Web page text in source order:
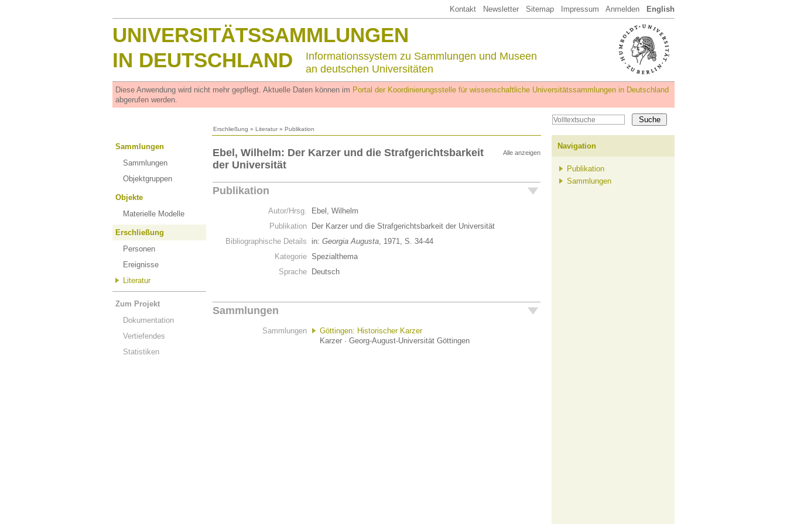
Kontakt Newsletter Sitemap Impressum Anmelden English
UNIVERSITÄTSSAMMLUNGEN
IN DEUTSCHLAND
Informationssystem zu Sammlungen und Museen
an deutschen Universitäten
Diese Anwendung wird nicht mehr gepflegt. Aktuelle Daten können im Portal der Koordinierungsstelle für wissenschaftliche Universitätssammlungen in Deutschland
abgerufen werden.
Erschließung » Literatur » Publikation
Sammlungen
Sammlungen
Objektgruppen
Objekte
Materielle Modelle
Erschließung
Personen
Ereignisse
Literatur
Zum Projekt
Dokumentation
Vertiefendes
Statistiken
Alle anzeigen
Ebel, Wilhelm: Der Karzer und die Strafgerichtsbarkeit
der Universität
Publikation
Autor/Hrsg.
Ebel, Wilhelm
Publikation
Der Karzer und die Strafgerichtsbarkeit der Universität
Bibliographische Details
in: Georgia Augusta, 1971, S. 34-44
Kategorie Spezialthema
Sprache
Deutsch
Sammlungen
Sammlungen
Göttingen: Historischer Karzer
Karzer · Georg-August-Universität Göttingen
Navigation
Publikation
Sammlungen